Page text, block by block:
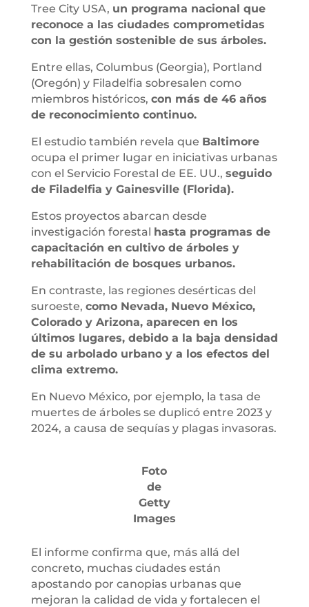
Tree City USA, un programa nacional que
reconoce a las ciudades comprometidas
con la gestión sostenible de sus árboles.
Entre ellas, Columbus (Georgia), Portland
(Oregón) y Filadelfia sobresalen como
miembros históricos, con más de 46 años
de reconocimiento continuo.
El estudio también revela que Baltimore
ocupa el primer lugar en iniciativas urbanas
con el Servicio Forestal de EE. UU., seguido
de Filadelfia y Gainesville (Florida).
Estos proyectos abarcan desde
investigación forestal hasta programas de
capacitación en cultivo de árboles y
rehabilitación de bosques urbanos.
En contraste, las regiones desérticas del
suroeste, como Nevada, Nuevo México,
Colorado y Arizona, aparecen en los
últimos lugares, debido a la baja densidad
de su arbolado urbano y a los efectos del
clima extremo.
En Nuevo México, por ejemplo, la tasa de
muertes de árboles se duplicó entre 2023 y
2024, a causa de sequías y plagas invasoras.
Foto
de
Getty
Images
El informe confirma que, más allá del
concreto, muchas ciudades están
apostando por canopias urbanas que
mejoran la calidad de vida y fortalecen el